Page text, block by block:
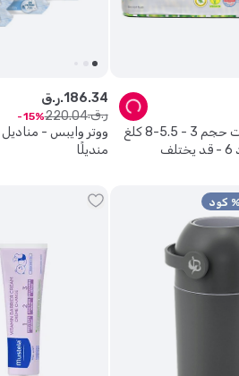
بيور بورن - حفاضات حجم 3 - 5.5-8 كلغ
- 28 حفاض - عدد 6 - قد يختلف
منديلًا
ر.ق.186.34
ر.ق.
220.04
15